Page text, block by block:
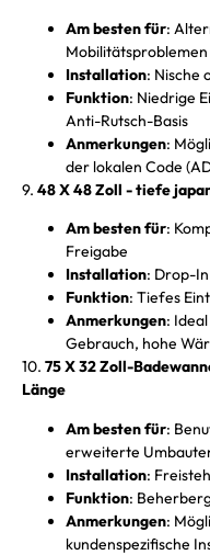
Am besten für:
Mobilitätsproblemen
Installation: Nische
Funktion: Niedrige
Anti-Rutsch-Basis
Anmerkungen:
der lokalen Code
9. 48 X 48 Zoll - tiefe
Am besten für:
Freigabe
Installation: Drop-
Funktion: Tiefes
Anmerkungen:
Gebrauch, hohe
10. 75 X 32 Zoll-
Länge
Am besten für:
erweiterte
Installation:
Funktion:
Anmerkungen:
kundenspezifische